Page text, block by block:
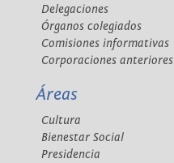
Delegaciones
Órganos colegiados
Comisiones informativas
Corporaciones anteriores
Áreas
Cultura
Bienestar Social
Presidencia